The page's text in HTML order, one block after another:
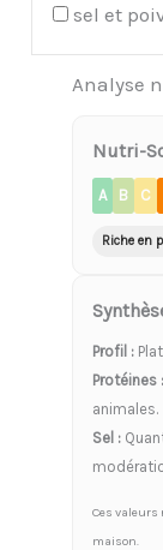
sel et
Analyse
Nutri-
A B C
Riche en
Profil :
Protéines :
animales.
Sel :
Ces
maison.